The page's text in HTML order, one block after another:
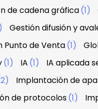
de cadena gráfica(1)
Gestión difusión y
Punto de Venta(1)
(1) IA (1)
IA aplicada
Implantación de
de protocolos(1)